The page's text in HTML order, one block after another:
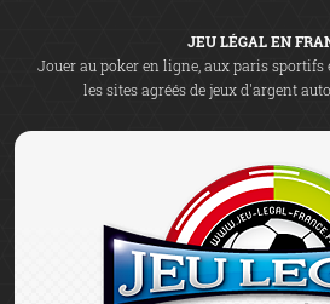
JEU LÉGAL EN
Jouer au poker en ligne, aux paris
les sites agréés de jeux d'argent